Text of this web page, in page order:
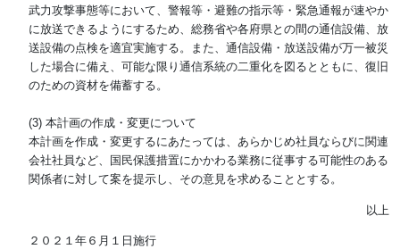
武力攻撃事態等において、警報等・避難の指示等・緊急通報が速やか
に放送できるようにするため、総務省や各府県との間の通信設備、放
送設備の点検を適宜実施する。また、通信設備・放送設備が万一被災
した場合に備え、可能な限り通信系統の二重化を図るとともに、復旧
のための資材を備蓄する。
(3) 本計画の作成・変更について
本計画を作成・変更するにあたっては、あらかじめ社員ならびに関連
会社社員など、国民保護措置にかかわる業務に従事する可能性のある
関係者に対して案を提示し、その意見を求めることとする。
以上
２０２１年６月１日施行